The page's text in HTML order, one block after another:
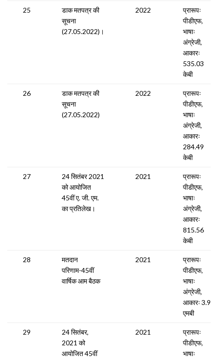
25
डाक मतपत्र की
सूचना
(27.05.2022)।
2022
प्रारूपः
पीडीएफ,
भाषाः
अंग्रेजी,
आकारः
535.03
केबी
26
डाक मतपत्र की
सूचना
(27.05.2022)
2022
प्रारूपः
पीडीएफ,
भाषाः
अंग्रेजी,
आकारः
284.49
केबी
27
24 सितंबर 2021
को आयोजित
45वीं ए. जी. एम.
का प्रतिलेख।
2021
प्रारूपः
पीडीएफ,
भाषाः
अंग्रेजी,
आकारः
815.56
केबी
28
मतदान
परिणाम-45वीं
वार्षिक आम बैठक
2021
प्रारूपः
पीडीएफ,
भाषाः
अंग्रेजी,
आकारः 3.99
एमबी
29
24 सितंबर,
2021 को
आयोजित 45वीं
2021
प्रारूपः
पीडीएफ,
भाषाः